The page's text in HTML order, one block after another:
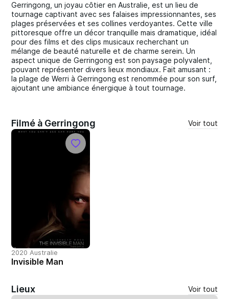
Gerringong, un joyau côtier en Australie, est un lieu de
tournage captivant avec ses falaises impressionnantes, ses
plages préservées et ses collines verdoyantes. Cette ville
pittoresque offre un décor tranquille mais dramatique, idéal
pour des films et des clips musicaux recherchant un
mélange de beauté naturelle et de charme serein. Un
aspect unique de Gerringong est son paysage polyvalent,
pouvant représenter divers lieux mondiaux. Fait amusant :
la plage de Werri à Gerringong est renommée pour son surf,
ajoutant une ambiance énergique à tout tournage.
Filmé à Gerringong Voir tout
2020 Australie
Invisible Man
Lieux Voir tout